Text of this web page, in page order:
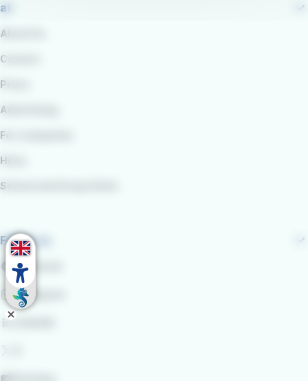
at
About Us
Careers
Press
Advertising
For companies
Hires
School and Group Visits
Follow us
Facebook
Instagram
LinkedIn